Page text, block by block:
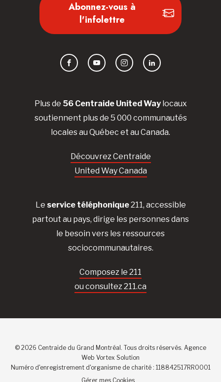
Plus de 56 Centraide United Waylocaux
soutiennent plus de 5 000 communautés
locales au Québec et au Canada.
Découvrez Centraide
United Way Canada
Le service téléphonique211, accessible
partout au pays, dirige les personnes dans
le besoin vers les ressources
sociocommunautaires.
Composez le 211
ou consultez 211.ca
Abonnez-vous à
l'infolettre
FacebookYouTubeInstagramLinkedIn
© 2026 Centraide du Grand Montréal. Tous droits réservés. Agence
Web Vortex Solution
Numéro d'enregistrement d'organisme de charité : 118842517RR0001
Gérer mes Cookies